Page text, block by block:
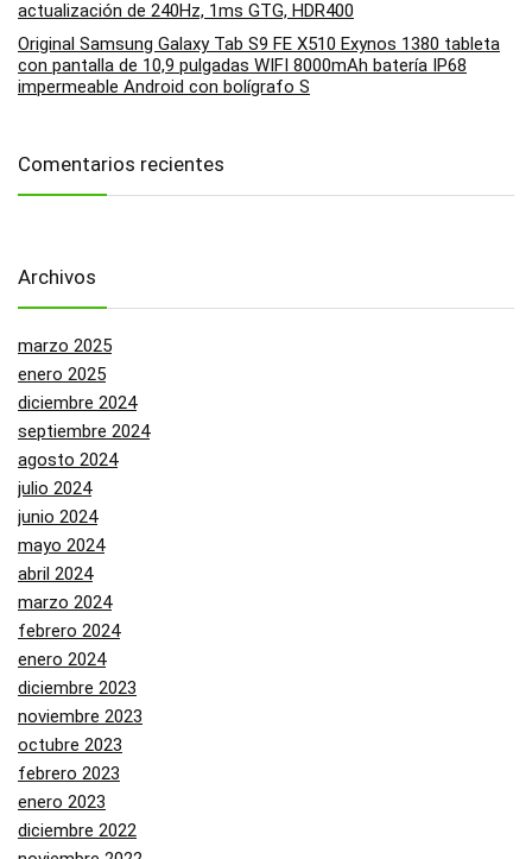
actualización de 240Hz, 1ms GTG, HDR400
Original Samsung Galaxy Tab S9 FE X510 Exynos 1380 tableta
con pantalla de 10,9 pulgadas WIFI 8000mAh batería IP68
impermeable Android con bolígrafo S
Comentarios recientes
Archivos
marzo 2025
enero 2025
diciembre 2024
septiembre 2024
agosto 2024
julio 2024
junio 2024
mayo 2024
abril 2024
marzo 2024
febrero 2024
enero 2024
diciembre 2023
noviembre 2023
octubre 2023
febrero 2023
enero 2023
diciembre 2022